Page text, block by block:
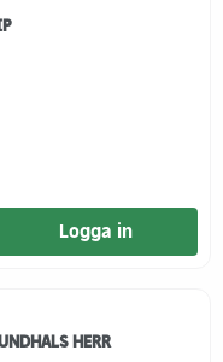
Logga in
HERR